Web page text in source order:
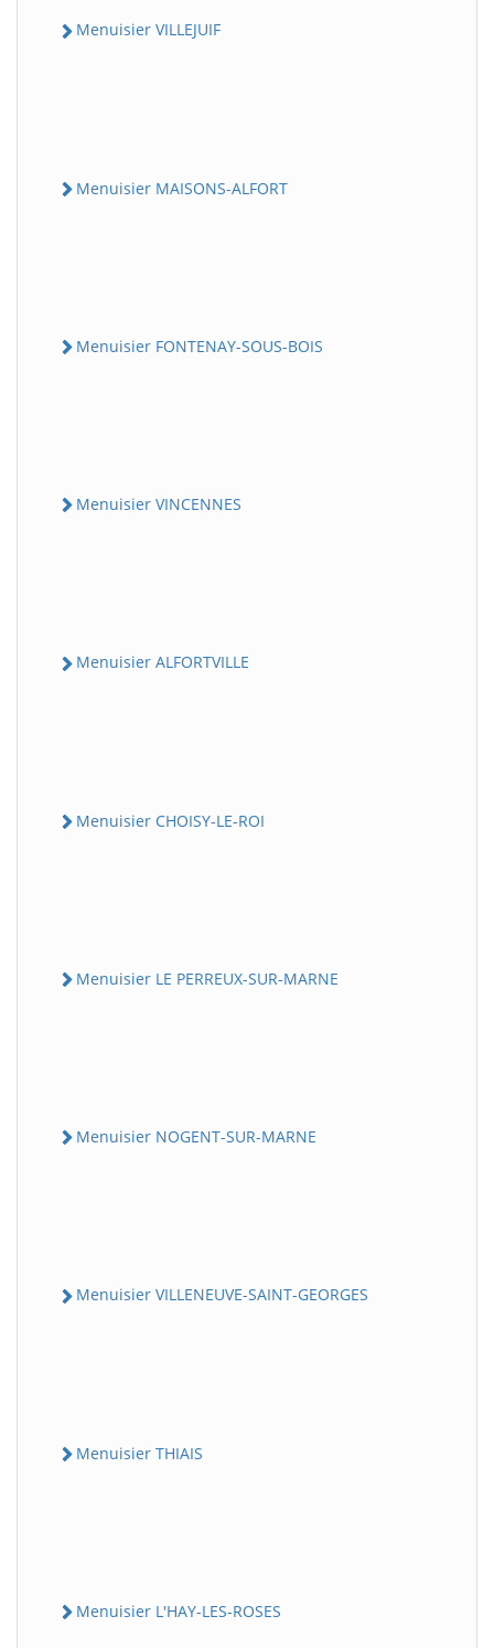
Menuisier VILLEJUIF
Menuisier MAISONS-ALFORT
Menuisier FONTENAY-SOUS-BOIS
Menuisier VINCENNES
Menuisier ALFORTVILLE
Menuisier CHOISY-LE-ROI
Menuisier LE PERREUX-SUR-MARNE
Menuisier NOGENT-SUR-MARNE
Menuisier VILLENEUVE-SAINT-GEORGES
Menuisier THIAIS
Menuisier L'HAY-LES-ROSES